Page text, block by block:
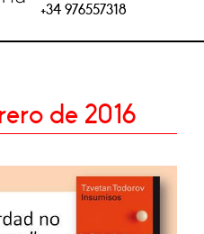
+34 976557318
de 2016